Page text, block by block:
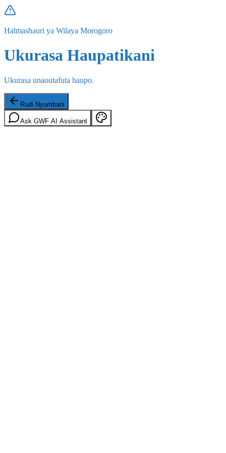
Halmashauri ya Wilaya Morogoro
Ukurasa Haupatikani
Ukurasa unaoutafuta haupo.
Rudi Nyumbani
Ask GWF AI Assistant